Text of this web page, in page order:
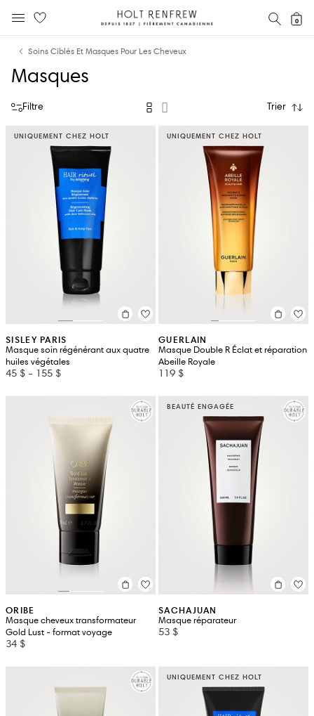
Holt
Fierement
0
Soins Ciblés Et Masques Pour Les Cheveux
Masques
Filtre Trier
UNIQUEMENT CHEZ HOLT
SISLEY PARIS
Masque soin régénérant aux quatre
huiles végétales
45 $ - 155 $
UNIQUEMENT CHEZ HOLT
GUERLAIN
Masque Double R Éclat et réparation
Abeille Royale
119 $
ORIBE
Masque cheveux transformateur
Gold Lust - format voyage
34 $
BEAUTÉ ENGAGÉE
SACHAJUAN
Masque réparateur
53 $
UNIQUEMENT CHEZ HOLT